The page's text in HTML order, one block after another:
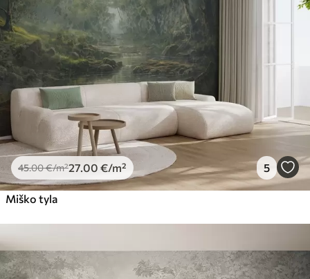
45.00€/m²27 .00 €/m² 5
Miško tyla